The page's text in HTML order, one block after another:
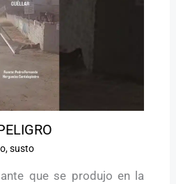
,susto
que se produjo en la